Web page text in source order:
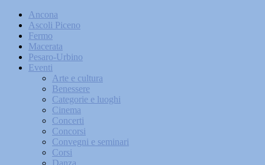
Ancona
Ascoli Piceno
Fermo
Macerata
Pesaro-Urbino
Eventi
Arte e cultura
Benessere
Categorie e luoghi
Cinema
Concerti
Concorsi
Convegni e seminari
Corsi
Danza